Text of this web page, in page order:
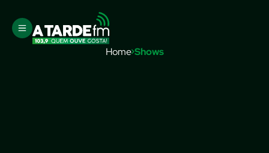
Home Shows